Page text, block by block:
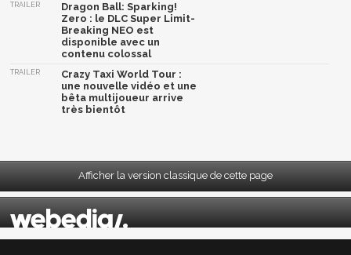
TRAILER
Dragon Ball: Sparking!
Zero : le DLC Super Limit-
Breaking NEO est
disponible avec un
contenu colossal
TRAILER
Crazy Taxi World Tour :
une nouvelle vidéo et une
bêta multijoueur arrive
très bientôt
Afficher la version classique de cette page